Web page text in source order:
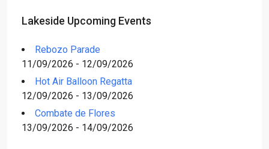
Lakeside Upcoming Events
Rebozo Parade
11/09/2026 - 12/09/2026
Hot Air Balloon Regatta
12/09/2026 - 13/09/2026
Combate de Flores
13/09/2026 - 14/09/2026